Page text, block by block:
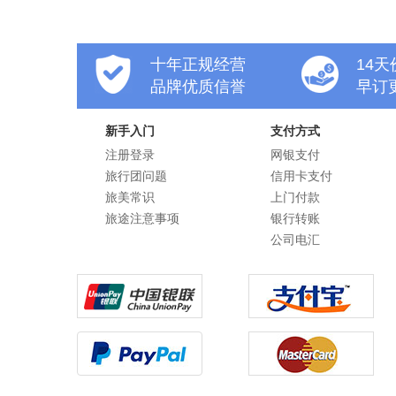
十年正规经营
品牌优质信誉
14天
早订
新手入门
注册登录
旅行团问题
旅美常识
旅途注意事项
支付方式
网银支付
信用卡支付
上门付款
银行转账
公司电汇